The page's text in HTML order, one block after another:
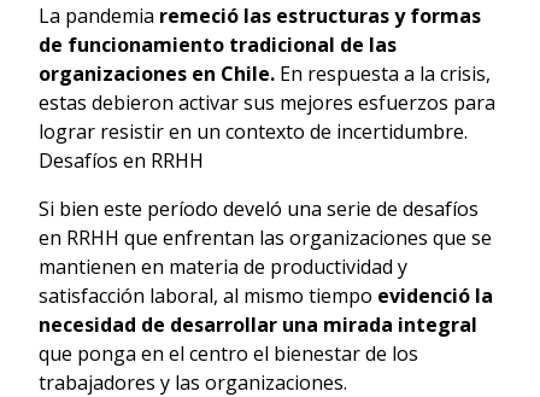
La pandemia remeció las estructuras y formas
de funcionamiento tradicional de las
organizaciones en Chile. En respuesta a la crisis,
estas debieron activar sus mejores esfuerzos para
lograr resistir en un contexto de incertidumbre.
Desafíos en RRHH
Si bien este período develó una serie de desafíos
en RRHH que enfrentan las organizaciones que se
mantienen en materia de productividad y
satisfacción laboral, al mismo tiempo evidenció la
necesidad de desarrollar una mirada integral
que ponga en el centro el bienestar de los
trabajadores y las organizaciones.